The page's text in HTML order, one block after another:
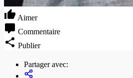
Aimer
Commentaire
Publier
Partager avec: